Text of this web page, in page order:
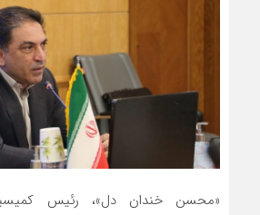
«محسن خندان دل»، رئیس